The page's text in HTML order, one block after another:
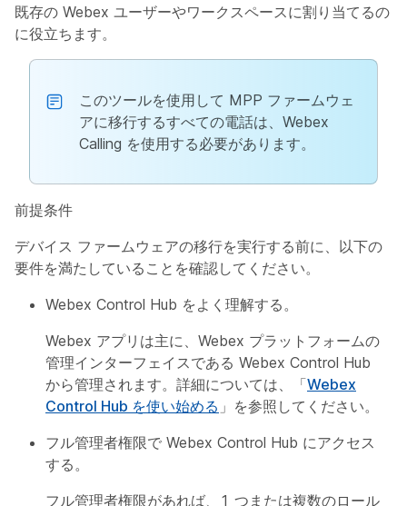
既存の Webex ユーザーやワークスペースに割り当てるの
に役立ちます。
このツールを使用して MPP ファームウェ
アに移行するすべての電話は、Webex
Calling を使用する必要があります。
前提条件
デバイス ファームウェアの移行を実行する前に、以下の
要件を満たしていることを確認してください。
Webex Control Hub をよく理解する。
Webex アプリは主に、Webex プラットフォームの
管理インターフェイスである Webex Control Hub
から管理されます。詳細については、「Webex
Control Hub を使い始める 」を参照してください。
フル管理者権限で Webex Control Hub にアクセス
する。
フル管理者権限があれば、1 つまたは複数のロール